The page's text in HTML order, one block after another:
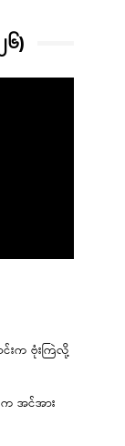
၆)
င်းက ဗုံးကြဲလို့
က အင်အား